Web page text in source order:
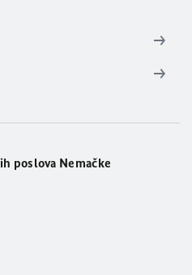
poslova Nemačke